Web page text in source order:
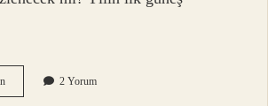
Güneş
Tutulması
2 Yorum